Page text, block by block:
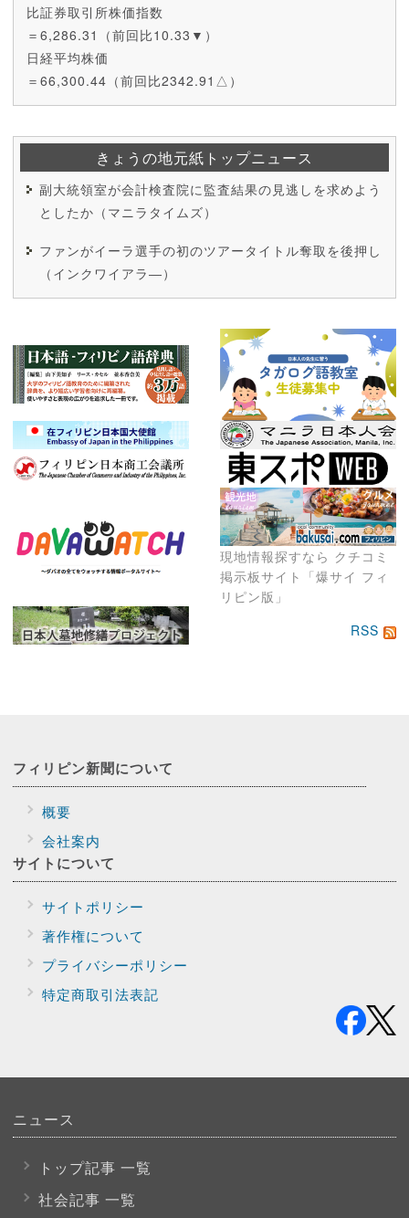
現地情報探すなら クチコミ
掲示板サイト「爆サイ フィ
リピン版」
比証券取引所株価指数
＝6,286.31（前回比10.33▼）
日経平均株価
＝66,300.44（前回比2342.91△）
きょうの地元紙トップニュース
副大統領室が会計検査院に監査結果の見逃しを求めよう
としたか（マニラタイムズ）
ファンがイーラ選手の初のツアータイトル奪取を後押し
（インクワイアラ―）
RSS
フィリピン新聞について
概要
会社案内
サイトについて
サイトポリシー
著作権について
プライバシーポリシー
特定商取引法表記
ニュース
トップ記事 一覧
社会記事 一覧